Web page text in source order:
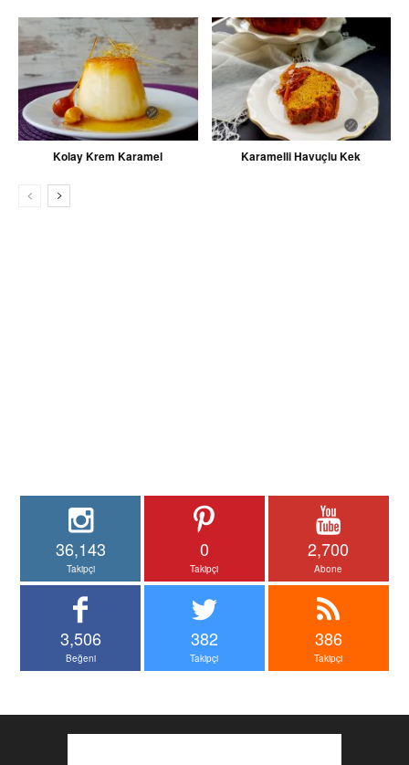
Kolay Krem Karamel Karamelli Havuçlu Kek
36,143
Takipçi
0
Takipçi
2,700
Abone
3,506
Beğeni
382
Takipçi
386
Takipçi